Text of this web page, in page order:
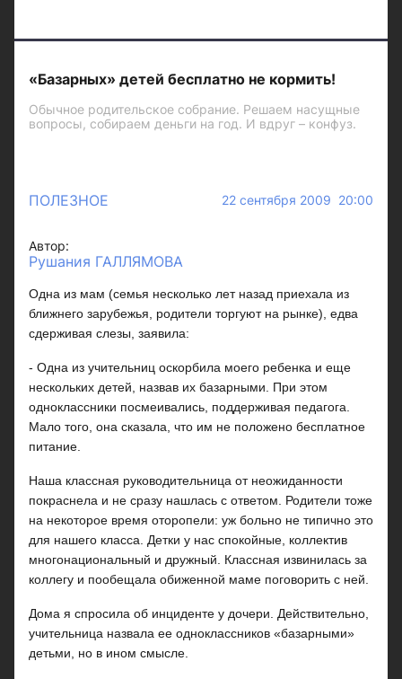
«Базарных» детей бесплатно не кормить!
Обычное родительское собрание. Решаем насущные
вопросы, собираем деньги на год. И вдруг – конфуз.
ПОЛЕЗНОЕ 22 сентября 2009 20:00
Автор:
Рушания ГАЛЛЯМОВА
Одна из мам (семья несколько лет назад приехала из
ближнего зарубежья, родители торгуют на рынке), едва
сдерживая слезы, заявила:
- Одна из учительниц оскорбила моего ребенка и еще
нескольких детей, назвав их базарными. При этом
одноклассники посмеивались, поддерживая педагога.
Мало того, она сказала, что им не положено бесплатное
питание.
Наша классная руководительница от неожиданности
покраснела и не сразу нашлась с ответом. Родители тоже
на некоторое время оторопели: уж больно не типично это
для нашего класса. Детки у нас спокойные, коллектив
многонациональный и дружный. Классная извинилась за
коллегу и пообещала обиженной маме поговорить с ней.
Дома я спросила об инциденте у дочери. Действительно,
учительница назвала ее одноклассников «базарными»
детьми, но в ином смысле.